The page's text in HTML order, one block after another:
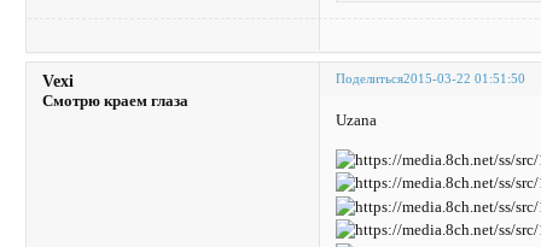
Поделиться2015-03-22 01:51:50
Vexi
Смотрю краем глаза
Uzana